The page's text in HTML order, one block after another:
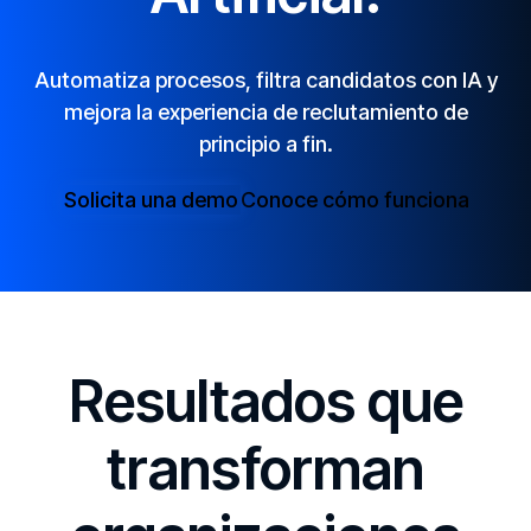
Automatiza procesos, filtra candidatos con IA y
mejora la experiencia de reclutamiento de
principio a fin.
Solicita una demoConoce cómo funciona
Resultados que
transforman